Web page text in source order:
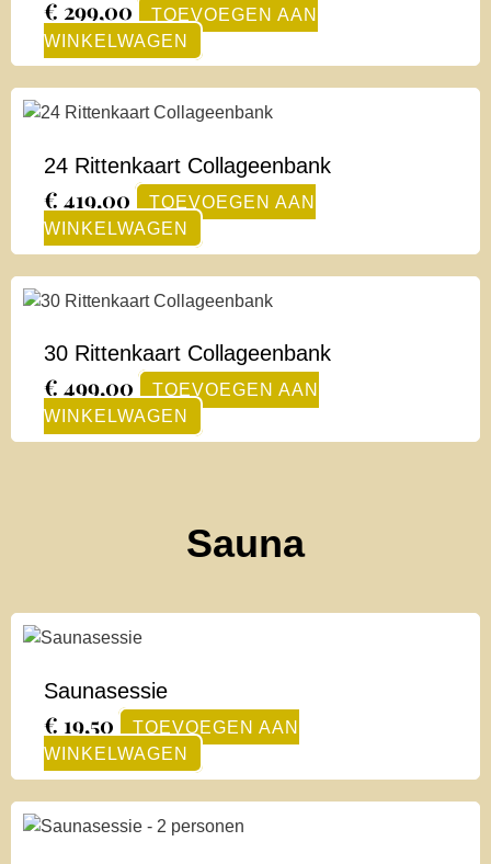
€ 299,00
TOEVOEGEN AAN
WINKELWAGEN
24 Rittenkaart Collageenbank
€ 419,00
TOEVOEGEN AAN
WINKELWAGEN
30 Rittenkaart Collageenbank
€ 499,00
TOEVOEGEN AAN
WINKELWAGEN
Sauna
Saunasessie
€ 19,50
TOEVOEGEN AAN
WINKELWAGEN